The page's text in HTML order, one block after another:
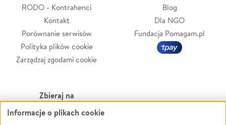
RODO - Kontrahenci
Kontakt
Porównanie serwisów
Polityka plików cookie
Zarządzaj zgodami cookie
Blog
Dla NGO
Fundacja Pomagam.pl
Zbieraj na
Leczenie
Informacje o plikach cookie